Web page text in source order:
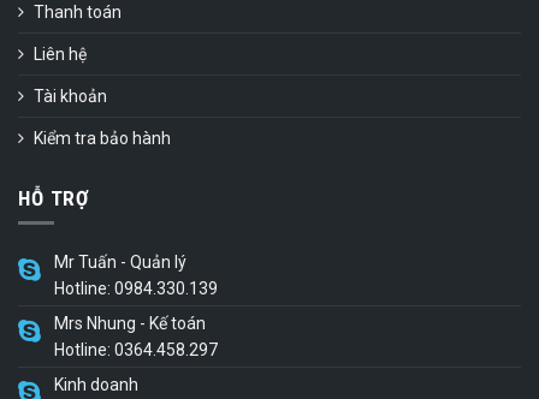
Thanh toán
Liên hệ
Tài khoản
Kiểm tra bảo hành
HỖ TRỢ
Mr Tuấn - Quản lý
Hotline: 0984.330.139
Mrs Nhung - Kế toán
Hotline: 0364.458.297
Kinh doanh